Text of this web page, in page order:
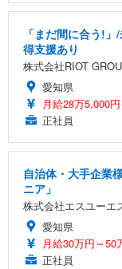
「まだ間に合う!
得支援あり
株式会社RIOT
愛知県
月給28万5,000
正社員
自治体・大手企業
ニア」
株式会社エスユーエ
愛知県
月給30万円～50
正社員